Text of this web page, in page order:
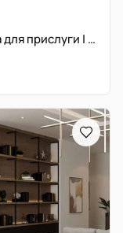
Просторная 4-комнатная + комната для прислуги | Первый ряд | Близко к парку